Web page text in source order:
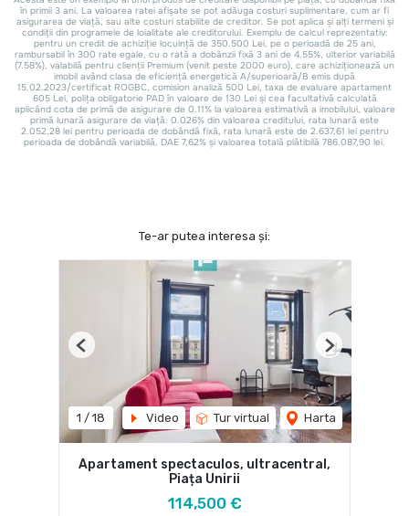
Te-ar putea interesa și:
1 / 18 Video Tur virtual Harta
Previous Next
Apartament spectaculos, ultracentral,
Piața Unirii
114,500 €